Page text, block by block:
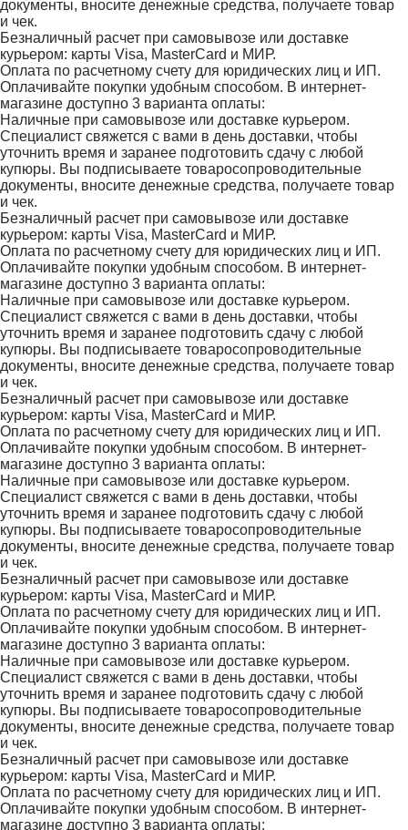
документы, вносите денежные средства, получаете товар
и чек.
Безналичный расчет при самовывозе или доставке
курьером: карты Visa, MasterCard и МИР.
Оплата по расчетному счету для юридических лиц и ИП.
Оплачивайте покупки удобным способом. В интернет-
магазине доступно 3 варианта оплаты:
Наличные при самовывозе или доставке курьером.
Специалист свяжется с вами в день доставки, чтобы
уточнить время и заранее подготовить сдачу с любой
купюры. Вы подписываете товаросопроводительные
документы, вносите денежные средства, получаете товар
и чек.
Безналичный расчет при самовывозе или доставке
курьером: карты Visa, MasterCard и МИР.
Оплата по расчетному счету для юридических лиц и ИП.
Оплачивайте покупки удобным способом. В интернет-
магазине доступно 3 варианта оплаты:
Наличные при самовывозе или доставке курьером.
Специалист свяжется с вами в день доставки, чтобы
уточнить время и заранее подготовить сдачу с любой
купюры. Вы подписываете товаросопроводительные
документы, вносите денежные средства, получаете товар
и чек.
Безналичный расчет при самовывозе или доставке
курьером: карты Visa, MasterCard и МИР.
Оплата по расчетному счету для юридических лиц и ИП.
Оплачивайте покупки удобным способом. В интернет-
магазине доступно 3 варианта оплаты:
Наличные при самовывозе или доставке курьером.
Специалист свяжется с вами в день доставки, чтобы
уточнить время и заранее подготовить сдачу с любой
купюры. Вы подписываете товаросопроводительные
документы, вносите денежные средства, получаете товар
и чек.
Безналичный расчет при самовывозе или доставке
курьером: карты Visa, MasterCard и МИР.
Оплата по расчетному счету для юридических лиц и ИП.
Оплачивайте покупки удобным способом. В интернет-
магазине доступно 3 варианта оплаты:
Наличные при самовывозе или доставке курьером.
Специалист свяжется с вами в день доставки, чтобы
уточнить время и заранее подготовить сдачу с любой
купюры. Вы подписываете товаросопроводительные
документы, вносите денежные средства, получаете товар
и чек.
Безналичный расчет при самовывозе или доставке
курьером: карты Visa, MasterCard и МИР.
Оплата по расчетному счету для юридических лиц и ИП.
Оплачивайте покупки удобным способом. В интернет-
магазине доступно 3 варианта оплаты: